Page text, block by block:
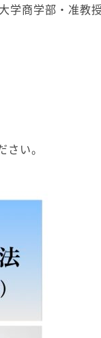
学商学部・准教
い。